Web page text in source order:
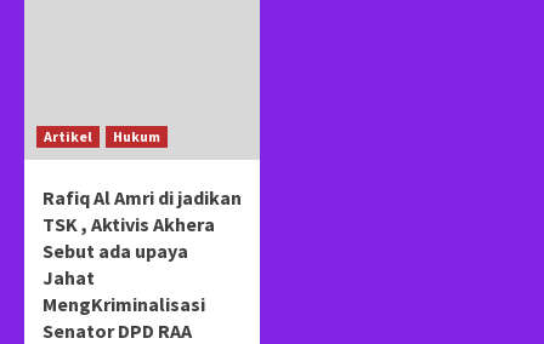
Artikel Hukum
Rafiq Al Amri di jadikan
TSK , Aktivis Akhera
Sebut ada upaya
Jahat
MengKriminalisasi
Senator DPD RAA